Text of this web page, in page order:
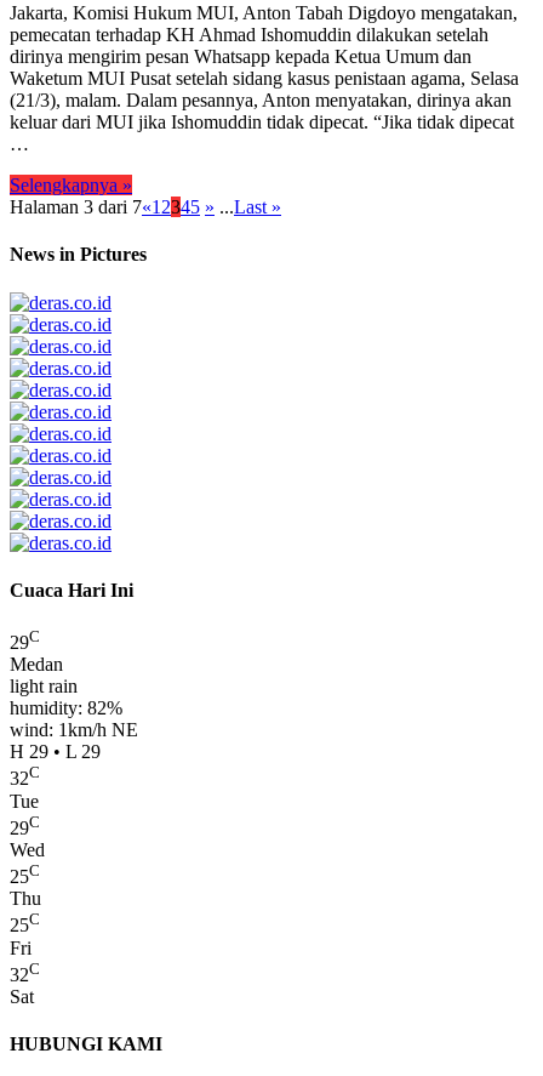
Jakarta, Komisi Hukum MUI, Anton Tabah Digdoyo mengatakan,
pemecatan terhadap KH Ahmad Ishomuddin dilakukan setelah
dirinya mengirim pesan Whatsapp kepada Ketua Umum dan
Waketum MUI Pusat setelah sidang kasus penistaan agama, Selasa
(21/3), malam. Dalam pesannya, Anton menyatakan, dirinya akan
keluar dari MUI jika Ishomuddin tidak dipecat. “Jika tidak dipecat
…
Selengkapnya »
Halaman 3 dari 7«1 2345 » ...Last »
News in Pictures
Cuaca Hari Ini
29C
Medan
light rain
humidity: 82%
wind: 1km/h NE
H 29 • L 29
32C
Tue
29C
Wed
25C
Thu
25C
Fri
32C
Sat
HUBUNGI KAMI